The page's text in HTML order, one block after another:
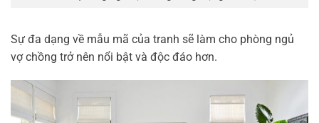
Sự đa dạng về mẫu mã của tranh sẽ làm cho phòng ngủ
vợ chồng trở nên nổi bật và độc đáo hơn.